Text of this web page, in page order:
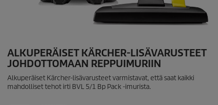
ALKUPERÄISET KÄRCHER-LISÄVARUSTEET
JOHDOTTOMAAN REPPUIMURIIN
Alkuperäiset Kärcher-lisävarusteet varmistavat, että saat kaikki
mahdolliset tehot irti BVL 5/1 Bp Pack -imurista.